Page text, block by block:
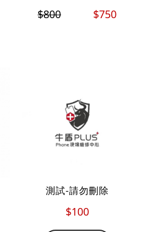
$800 $750
測試-請勿刪除
$100